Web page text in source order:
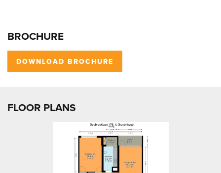
BROCHURE
DOWNLOAD BROCHURE
FLOOR PLANS